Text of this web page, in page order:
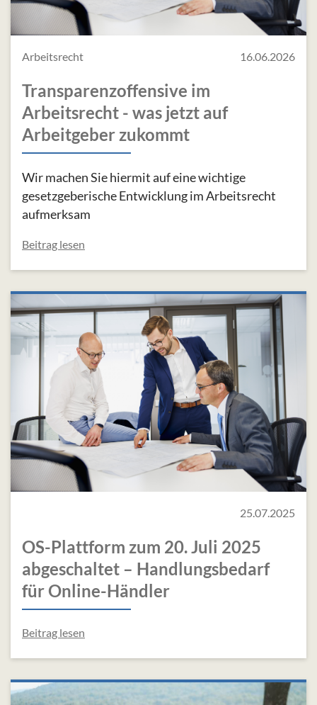
Arbeitsrecht 16.06.2026
Transparenzoffensive im
Arbeitsrecht - was jetzt auf
Arbeitgeber zukommt
Wir machen Sie hiermit auf eine wichtige
gesetzgeberische Entwicklung im Arbeitsrecht
aufmerksam
Beitrag lesen
25.07.2025
OS-Plattform zum 20. Juli 2025
abgeschaltet – Handlungsbedarf
für Online-Händler
Beitrag lesen